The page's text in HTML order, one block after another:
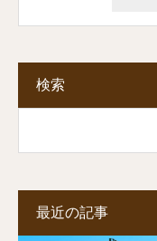
検索
最近の記事